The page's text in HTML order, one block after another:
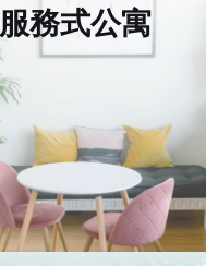
服務式公寓